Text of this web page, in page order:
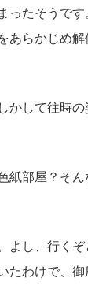
ったそうで
あらかじめ
して往時
紙部屋？そ
よし、行く
わけで、